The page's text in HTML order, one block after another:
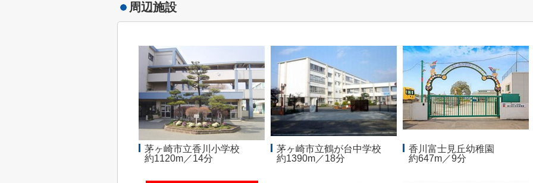
周辺施設
茅ヶ崎市立香川小学校
約1120m／14分
茅ヶ崎市立鶴が台中学校
約1390m／18分
香川富士見丘幼稚園
約647m／9分